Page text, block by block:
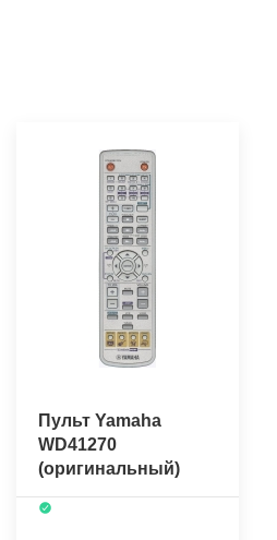
Пульт Yamaha
WD41270
(оригинальный)